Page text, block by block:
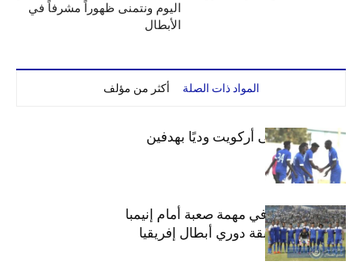
اليوم ونتمنى ظهوراً مشرفاً في
الأبطال
المواد ذات الصلة أكثر من مؤلف
الهلال يفوز على أركويت وديًا بهدفين
هلال السودان في مهمة صعبة أمام إنيمبا
النيجيري بمسابقة دوري أبطال إفريقيا